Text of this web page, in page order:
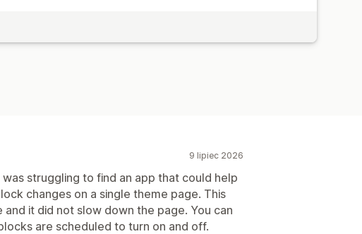
9 lipiec 2026
struggling to find an app that could help
changes on a single theme page. This
it did not slow down the page. You can
are scheduled to turn on and off.